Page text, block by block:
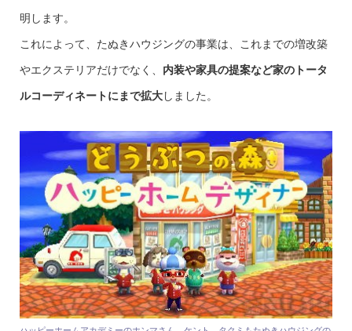
明します。
これによって、たぬきハウジングの事業は、これまでの増改築
やエクステリアだけでなく、 内装や家具の提案など家のトータ
ルコーディネートにまで拡大しました。